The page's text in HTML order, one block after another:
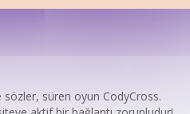
süren oyun CodyCross.